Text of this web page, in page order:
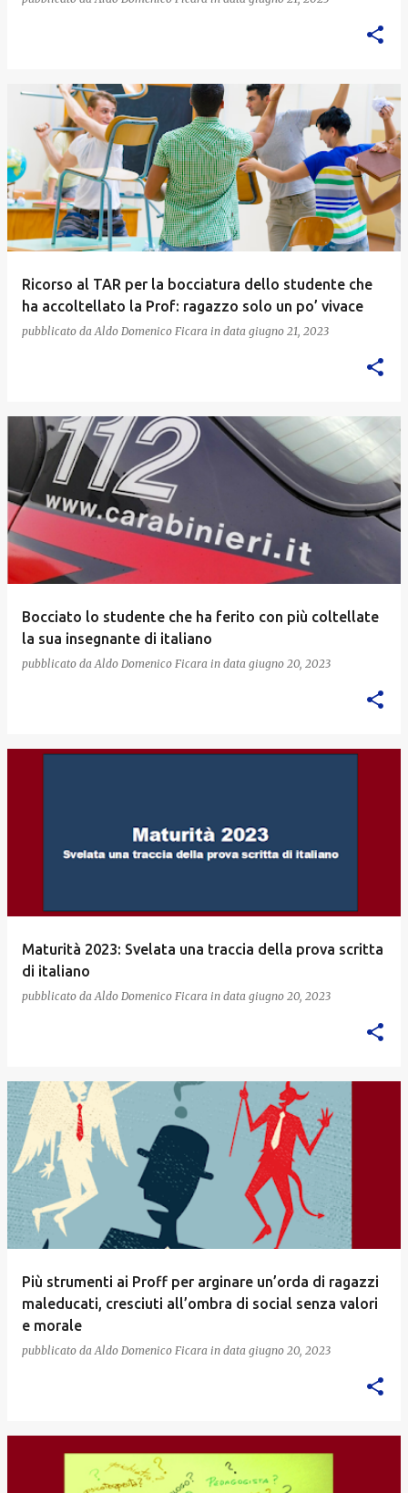
Ricorso al TAR per la bocciatura dello studente che
ha accoltellato la Prof: ragazzo solo un po’ vivace
pubblicato da Aldo Domenico Ficara in data giugno 21, 2023
Bocciato lo studente che ha ferito con più coltellate
la sua insegnante di italiano
pubblicato da Aldo Domenico Ficara in data giugno 20, 2023
Maturità 2023: Svelata una traccia della prova scritta
di italiano
pubblicato da Aldo Domenico Ficara in data giugno 20, 2023
Più strumenti ai Proff per arginare un’orda di ragazzi
maleducati, cresciuti all’ombra di social senza valori
e morale
pubblicato da Aldo Domenico Ficara in data giugno 20, 2023